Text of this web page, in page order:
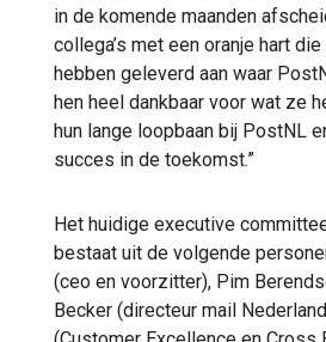
in de komende maanden
collega’s met een oranje hart
hebben geleverd aan waar
hen heel dankbaar voor wat ze
hun lange loopbaan bij PostNL
succes in de toekomst.”
Het huidige executive
bestaat uit de volgende
(ceo en voorzitter), Pim
Becker (directeur mail